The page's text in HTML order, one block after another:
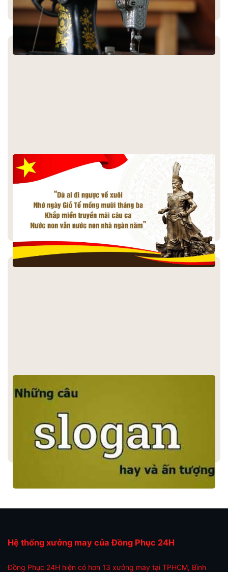
GIỖ TỔ HÙNG VƯƠNG: LỊCH SỬ, Ý NGHĨA | LỊCH NGHĨ LỄ
2024
Ngày Giỗ Tổ Hùng Vương là một trong những lễ hội lớn nhất
của người Việt Nam, được tổ chức vào ngày 10 tháng 3 âm
lịch hàng năm, nhằm tưởng nhớ và kính cẩn
+10.000 CÂU SLOGAN HAY SLOGAN CHẤT NHẤT CHO BẠN
THAM KHẢO
🤖 Tóm tắt nội dung Slogan Hay Tuyển tập hơn 10,000+ câu
slogan hay, độc lạ được phân loại theo từng ngành nghề (kinh
doanh, áo lớp, team building). Bài viết cung cấp giải pháp
Hệ thống xưởng may của Đồng Phục 24H
Đồng Phục 24H hiện có hơn 13 xưởng may tại TPHCM, Bình